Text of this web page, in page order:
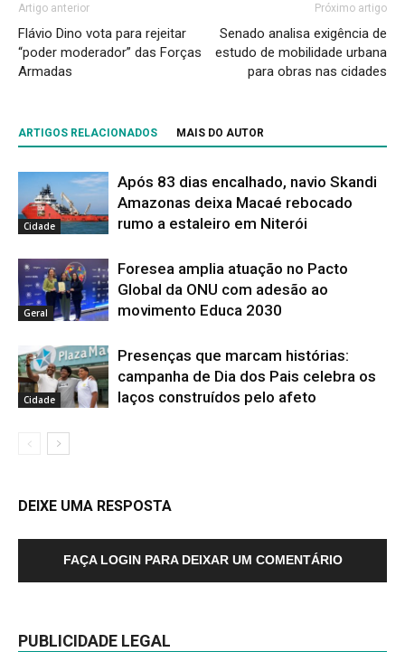
Artigo anterior
Flávio Dino vota para rejeitar
“poder moderador” das Forças
Armadas
Próximo artigo
Senado analisa exigência de
estudo de mobilidade urbana
para obras nas cidades
ARTIGOS RELACIONADOS MAIS DO AUTOR
Cidade
Após 83 dias encalhado, navio Skandi
Amazonas deixa Macaé rebocado
rumo a estaleiro em Niterói
Geral
Foresea amplia atuação no Pacto
Global da ONU com adesão ao
movimento Educa 2030
Cidade
Presenças que marcam histórias:
campanha de Dia dos Pais celebra os
laços construídos pelo afeto
DEIXE UMA RESPOSTA
FAÇA LOGIN PARA DEIXAR UM COMENTÁRIO
PUBLICIDADE LEGAL